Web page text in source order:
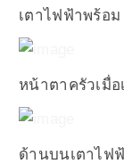
เตาไฟฟ้าพร้อ
หน้าตาครัวเมื่
ด้านบนเตาไฟ